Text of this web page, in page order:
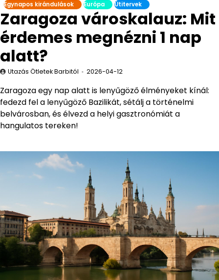
Egynapos kirándulások Európa Útitervek
Zaragoza városkalauz: Mit
érdemes megnézni 1 nap
alatt?
Utazás Ötletek Barbitól 2026-04-12
Zaragoza egy nap alatt is lenyűgöző élményeket kínál:
fedezd fel a lenyűgöző Bazilikát, sétálj a történelmi
belvárosban, és élvezd a helyi gasztronómiát a
hangulatos tereken!